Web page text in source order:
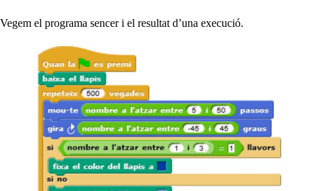
Vegem el programa sencer i el resultat d’una execució.